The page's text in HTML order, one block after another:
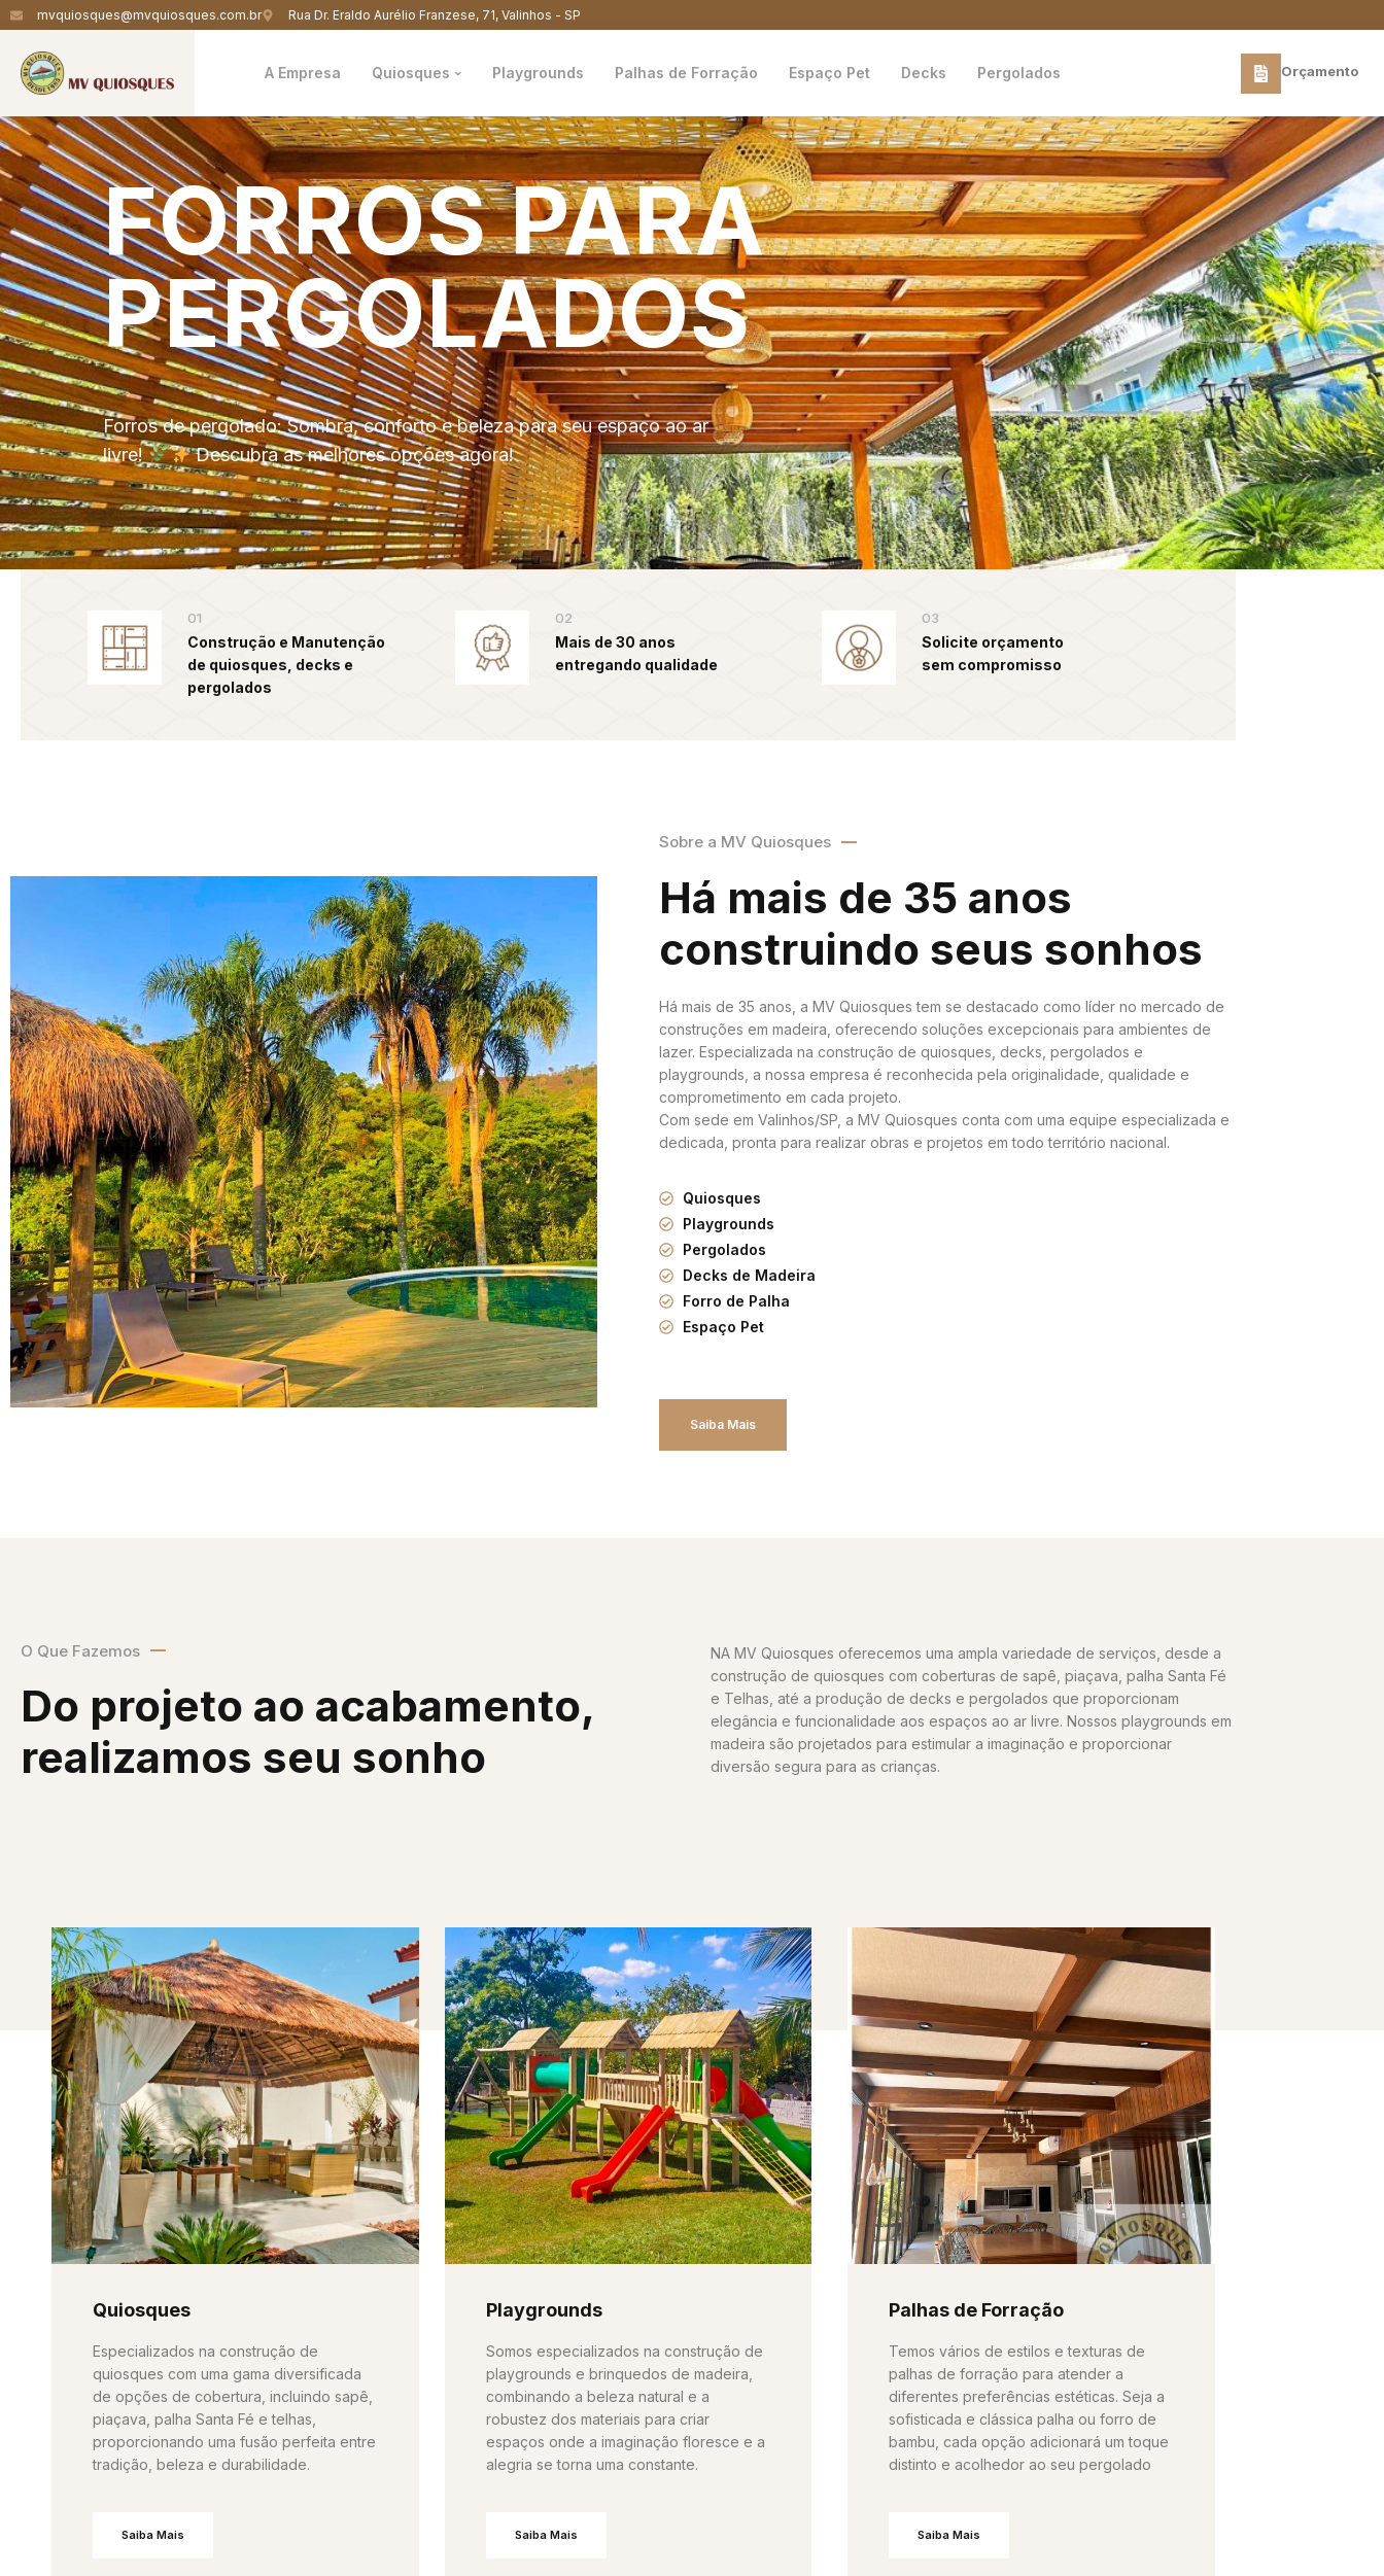
mvquiosques@mvquiosques.com.br Rua Dr. Eraldo Aurélio Franzese, 71, Valinhos - SP
A Empresa Quiosques Playgrounds Palhas de Forração Espaço Pet Decks Pergolados Orçamento
FORROSPARA
PERGOLADOS
Forros de pergolado: Sombra, conforto e beleza para seu espaço ao ar
livre!
Descubra as melhores opções agora!
01
Construção e Manutenção
de quiosques, decks e
pergolados
02
Mais de 30 anos
entregando qualidade
03
Solicite orçamento
sem compromisso
Sobre a MV Quiosques
Há mais de 35 anos
construindo seus sonhos
Há mais de 35 anos, a MV Quiosques tem se destacado como líder no mercado de
construções em madeira, oferecendo soluções excepcionais para ambientes de
lazer. Especializada na construção de quiosques, decks, pergolados e
playgrounds, a nossa empresa é reconhecida pela originalidade, qualidade e
comprometimento em cada projeto.
Com sede em Valinhos/SP, a MV Quiosques conta com uma equipe especializada e
dedicada, pronta para realizar obras e projetos em todo território nacional.
Quiosques
Playgrounds
Pergolados
Decks de Madeira
Forro de Palha
Espaço Pet
Saiba Mais
O Que Fazemos
Do projeto ao acabamento,
realizamos seu sonho
NA MV Quiosques oferecemos uma ampla variedade de serviços, desde a
construção de quiosques com coberturas de sapê, piaçava, palha Santa Fé
e Telhas, até a produção de decks e pergolados que proporcionam
elegância e funcionalidade aos espaços ao ar livre. Nossos playgrounds em
madeira são projetados para estimular a imaginação e proporcionar
diversão segura para as crianças.
Quiosques
Especializados na construção de
quiosques com uma gama diversificada
de opções de cobertura, incluindo sapê,
piaçava, palha Santa Fé e telhas,
proporcionando uma fusão perfeita entre
tradição, beleza e durabilidade.
Saiba Mais
Playgrounds
Somos especializados na construção de
playgrounds e brinquedos de madeira,
combinando a beleza natural e a
robustez dos materiais para criar
espaços onde a imaginação floresce e a
alegria se torna uma constante.
Saiba Mais
Palhas de Forração
Temos vários de estilos e texturas de
palhas de forração para atender a
diferentes preferências estéticas. Seja a
sofisticada e clássica palha ou forro de
bambu, cada opção adicionará um toque
distinto e acolhedor ao seu pergolado
Saiba Mais